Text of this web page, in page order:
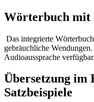
Wörterbuch mit
Das integrierte
gebräuchliche
Audioaussprache verfügbar.
Übersetzung im
Satzbeispiele